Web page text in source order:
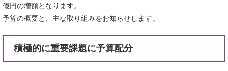
億円の増額となります。
予算の概要と、主な取り組みをお知らせします。
積極的に重要課題に予算配分